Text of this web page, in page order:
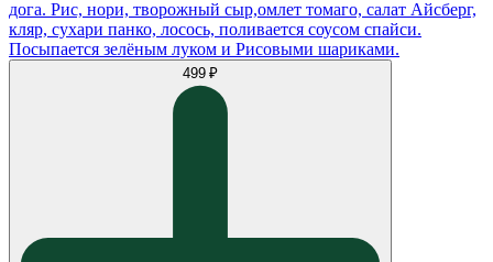
дога. Рис, нори, творожный сыр,омлет томаго, салат Айсберг,
кляр, сухари панко, лосось, поливается соусом спайси.
Посыпается зелëным луком и Рисовыми шариками.
499 ₽